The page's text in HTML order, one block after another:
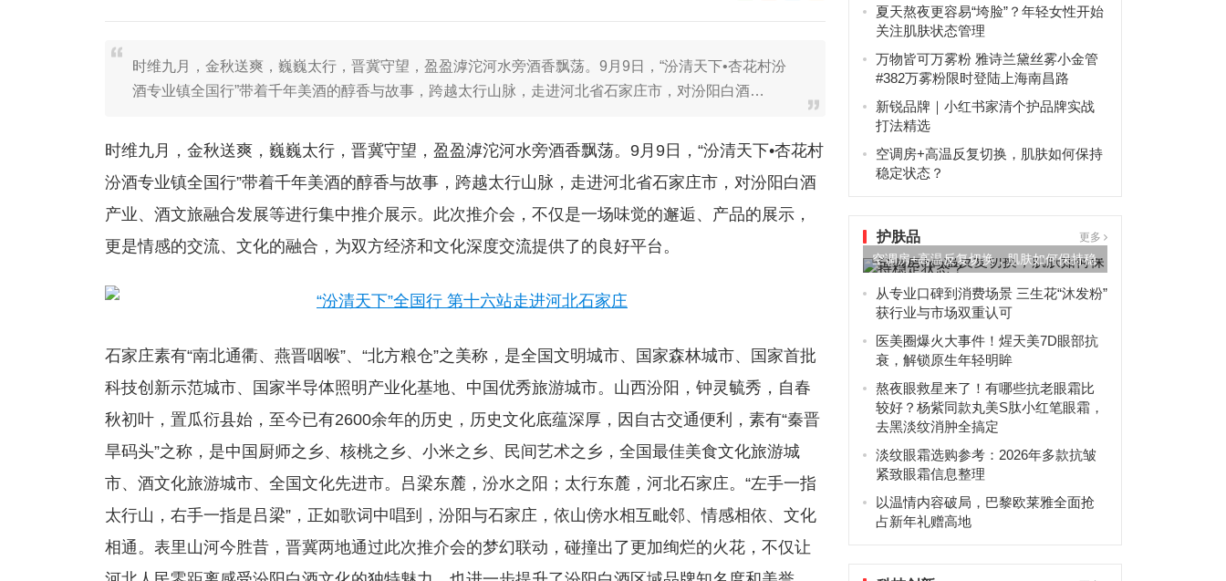
时维九月，金秋送爽，巍巍太行，晋冀守望，盈盈滹沱河水旁酒香飘荡。9月9日，“汾清天下•杏花村汾
酒专业镇全国行”带着千年美酒的醇香与故事，跨越太行山脉，走进河北省石家庄市，对汾阳白酒…
时维九月，金秋送爽，巍巍太行，晋冀守望，盈盈滹沱河水旁酒香飘荡。9月9日，“汾清天下•杏花村
汾酒专业镇全国行”带着千年美酒的醇香与故事，跨越太行山脉，走进河北省石家庄市，对汾阳白酒
产业、酒文旅融合发展等进行集中推介展示。此次推介会，不仅是一场味觉的邂逅、产品的展示，
更是情感的交流、文化的融合，为双方经济和文化深度交流提供了的良好平台。
石家庄素有“南北通衢、燕晋咽喉”、“北方粮仓”之美称，是全国文明城市、
国家森林城市、国家首批
科技创新示范城市、国家半导体照明产业化基地、中国优秀旅游城市。山西汾阳，钟灵毓秀，自春
秋初叶，置瓜衍县始，至今已有2600余年的历史，历史文化底蕴深厚，因自古交通便利，素有“秦晋
旱码头”之称，是中国厨师之乡、核桃之乡、小米之乡、民间艺术之乡，全国最佳美食文化旅游城
市、酒文化旅游城市、全国文化先进市。吕梁东麓，汾水之阳；太行东麓，河北石家庄。“左手一指
太行山，右手一指是吕梁”，正如歌词中唱到，汾阳与石家庄，依山傍水相互毗邻、情感相依、文化
相通。表里山河今胜昔，晋冀两地通过此次推介会的梦幻联动，碰撞出了更加绚烂的火花，不仅让
夏天熬夜更容易“垮脸”？年轻女性开始
关注肌肤状态管理
万物皆可万雾粉 雅诗兰黛丝雾小金管
#382万雾粉限时登陆上海南昌路
新锐品牌｜小红书家清个护品牌实战
打法精选
空调房+高温反复切换，肌肤如何保持
稳定状态？
护肤品 更多
空调房+高温反复切换，肌肤如何保持稳
定状态？
从专业口碑到消费场景 三生花“沐发粉”
获行业与市场双重认可
医美圈爆火大事件！煋天美7D眼部抗
衰，解锁原生年轻明眸
熬夜眼救星来了！有哪些抗老眼霜比
较好？杨紫同款丸美S肽小红笔眼霜，
去黑淡纹消肿全搞定
淡纹眼霜选购参考：2026年多款抗皱
紧致眼霜信息整理
以温情内容破局，巴黎欧莱雅全面抢
占新年礼赠高地